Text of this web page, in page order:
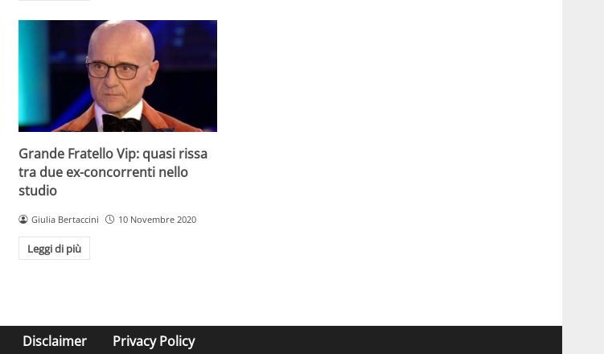
Grande Fratello Vip: quasi rissa
tra due ex-concorrenti nello
studio
Giulia Bertaccini 10 Novembre 2020
Leggi di più
Disclaimer Privacy Policy